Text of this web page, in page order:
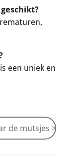
een uniek en
de mutsjes >